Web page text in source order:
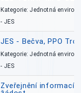
Kategorie: Jednotná
- JES
JES - Bečva, PPO
Kategorie: Jednotná
- JES
Zveřejnění informací